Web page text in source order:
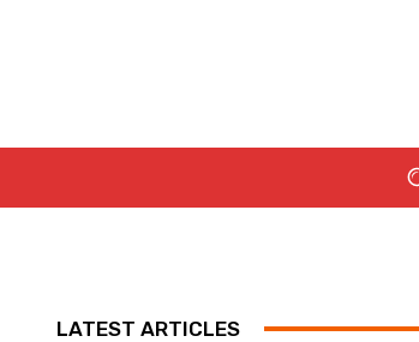
LATEST ARTICLES